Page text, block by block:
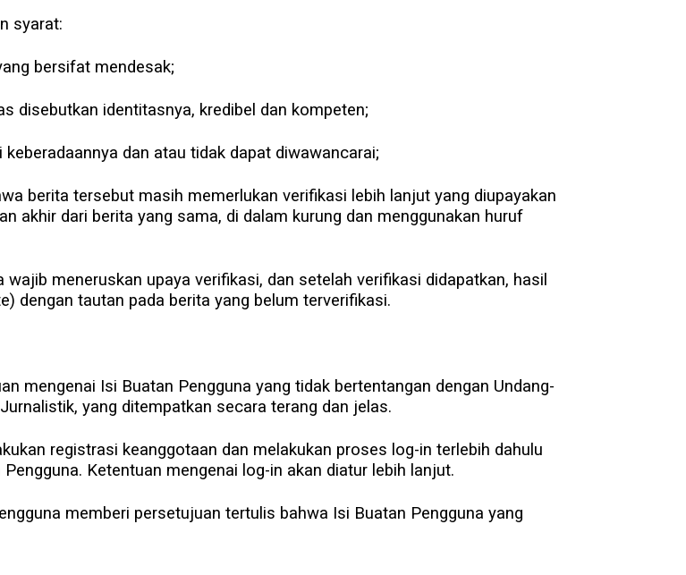
syarat:
bersifat mendesak;
disebutkan identitasnya, kredibel dan kompeten;
dan atau tidak dapat diwawancarai;
berita tersebut masih memerlukan verifikasi lebih lanjut yang diupayakan
akhir dari berita yang sama, di dalam kurung dan menggunakan huruf
meneruskan upaya verifikasi, dan setelah verifikasi didapatkan, hasil
dengan tautan pada berita yang belum terverifikasi.
mengenai Isi Buatan Pengguna yang tidak bertentangan dengan Undang-
yang ditempatkan secara terang dan jelas.
registrasi keanggotaan dan melakukan proses log-in terlebih dahulu
Ketentuan mengenai log-in akan diatur lebih lanjut.
memberi persetujuan tertulis bahwa Isi Buatan Pengguna yang